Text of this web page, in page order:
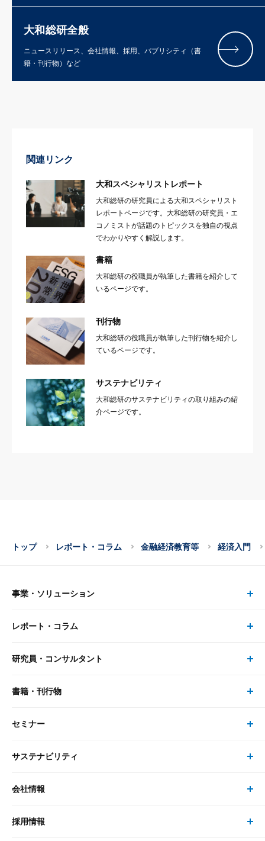
大和総研全般
ニュースリリース、会社情報、採用、パブリシティ（書
籍・刊行物）など
関連リンク
大和スペシャリストレポート
大和総研の研究員による大和スペシャリスト
レポートページです。大和総研の研究員・エ
コノミストが話題のトピックスを独自の視点
でわかりやすく解説します。
書籍
大和総研の役職員が執筆した書籍を紹介して
いるページです。
刊行物
大和総研の役職員が執筆した刊行物を紹介し
ているページです。
サステナビリティ
大和総研のサステナビリティの取り組みの紹
介ページです。
トップ レポート・コラム 金融経済教育等 経済入門
事業・ソリューション
事業・ソリューション トップ
リサーチ
大和総研の強み
レポート・コラム
レポート・コラム トップ
最新のレポート・コラム
研究員・コンサルタント
研究員・コンサルタント トップ
研究員
書籍・刊行物
書籍・刊行物 トップ
書籍
セミナー
セミナー トップ
現在受付中のセミナー・イベント
サステナビリティ
サステナビリティの取り組み
次世代社会への貢献
会社情報
会社情報 トップ
採用情報